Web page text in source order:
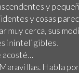
y
y cosas
muy cerca, sus
ininteligibles.
acosté…
Habla